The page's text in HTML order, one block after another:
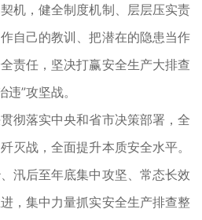
机，健全制度机制、层层压实责
自己的教训、把潜在的隐患当作
责任，坚决打赢安全生产大排查
”攻坚战。
落实中央和省市决策部署，全
灭战，全面提升本质安全水平。
汛后至年底集中攻坚、常态长效
，集中力量抓实安全生产排查整